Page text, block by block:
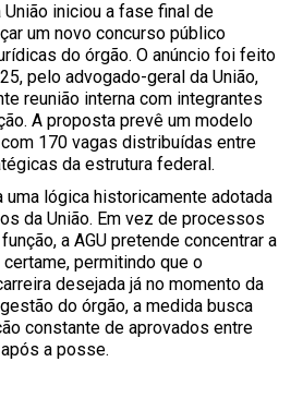
União iniciou a fase final de
um novo concurso público
do órgão. O anúncio foi feito
pelo advogado-geral da União,
reunião interna com integrantes
A proposta prevê um modelo
170 vagas distribuídas entre
da estrutura federal.
uma lógica historicamente adotada
da União. Em vez de processos
a AGU pretende concentrar a
permitindo que o
desejada já no momento da
do órgão, a medida busca
constante de aprovados entre
a posse.